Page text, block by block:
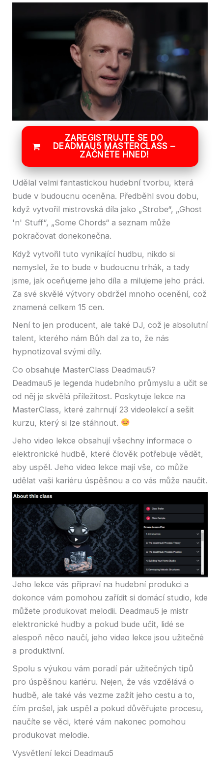
ZAREGISTRUJTE SE DO
DEADMAU5 MASTERCLASS –
ZAČNĚTE HNED!
Udělal velmi fantastickou hudební tvorbu, která
bude v budoucnu oceněna. Předběhl svou dobu,
když vytvořil mistrovská díla jako „Strobe“, „Ghost
'n' Stuff“, „Some Chords“ a seznam může
pokračovat donekonečna.
Když vytvořil tuto vynikající hudbu, nikdo si
nemyslel, že to bude v budoucnu trhák, a tady
jsme, jak oceňujeme jeho díla a milujeme jeho práci.
Za své skvělé výtvory obdržel mnoho ocenění, což
znamená celkem 15 cen.
Není to jen producent, ale také DJ, což je absolutní
talent, kterého nám Bůh dal za to, že nás
hypnotizoval svými díly.
Co obsahuje MasterClass Deadmau5?
Deadmau5 je legenda hudebního průmyslu a učit se
od něj je skvělá příležitost. Poskytuje lekce na
MasterClass, které zahrnují 23 videolekcí a sešit
kurzu, který si lze stáhnout.
Jeho video lekce obsahují všechny informace o
elektronické hudbě, které člověk potřebuje vědět,
aby uspěl. Jeho video lekce mají vše, co může
udělat vaši kariéru úspěšnou a co vás může naučit.
Jeho lekce vás připraví na hudební produkci a
dokonce vám pomohou zařídit si domácí studio, kde
můžete produkovat melodii. Deadmau5 je mistr
elektronické hudby a pokud bude učit, lidé se
alespoň něco naučí, jeho video lekce jsou užitečné
a produktivní.
Spolu s výukou vám poradí pár užitečných tipů
pro úspěšnou kariéru. Nejen, že vás vzdělává o
hudbě, ale také vás vezme zažít jeho cestu a to,
čím prošel, jak uspěl a pokud důvěřujete procesu,
naučíte se věci, které vám nakonec pomohou
produkovat melodie.
Vysvětlení lekcí Deadmau5